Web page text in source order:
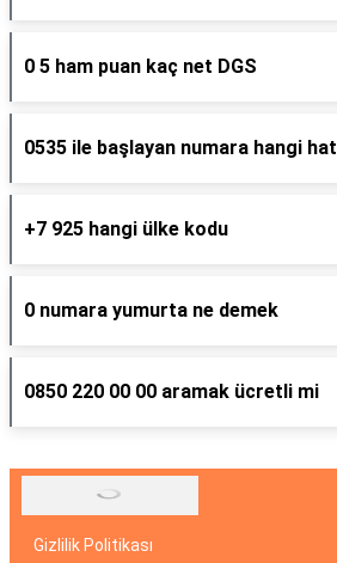
0 5 ham puan kaç net DGS
0535 ile başlayan numara hangi hat
+7 925 hangi ülke kodu
0 numara yumurta ne demek
0850 220 00 00 aramak ücretli mi
Gizlilik Politikası